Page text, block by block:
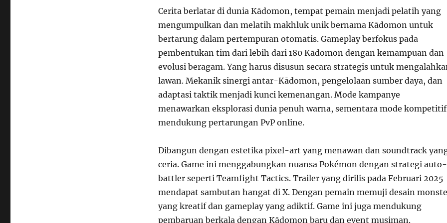
Cerita berlatar di dunia Kādomon, tempat pemain menjadi pelatih yang
mengumpulkan dan melatih makhluk unik bernama Kādomon untuk
bertarung dalam pertempuran otomatis. Gameplay berfokus pada
pembentukan tim dari lebih dari 180 Kādomon dengan kemampuan dan
evolusi beragam. Yang harus disusun secara strategis untuk
lawan. Mekanik sinergi antar-Kādomon, pengelolaan sumber daya, dan
adaptasi taktik menjadi kunci kemenangan. Mode kampanye
menawarkan eksplorasi dunia penuh warna, sementara mode kompetitif
mendukung pertarungan PvP online.
Dibangun dengan estetika pixel-art yang menawan dan soundtrack
ceria. Game ini menggabungkan nuansa Pokémon dengan strategi auto-
battler seperti Teamfight Tactics. Trailer yang dirilis pada Februari 2025
mendapat sambutan hangat di X. Dengan pemain memuji desain
yang kreatif dan gameplay yang adiktif. Game ini juga mendukung
pembaruan berkala dengan Kādomon baru dan event musiman.